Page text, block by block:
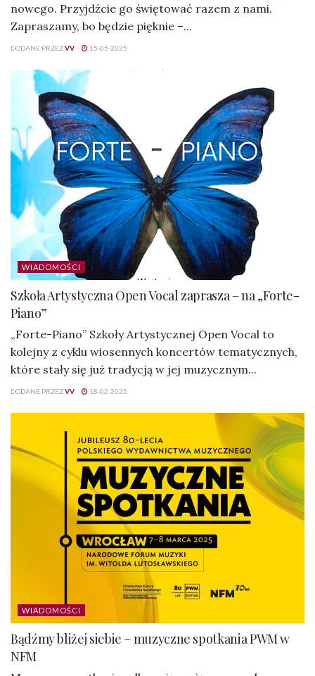
nowego. Przyjdźcie go świętować razem z nami.
Zapraszamy, bo będzie pięknie –...
DODANE PRZEZVV 15-05-2025
WIADOMOŚCI
Szkoła Artystyczna Open Vocal zaprasza – na „Forte-
Piano”
„Forte-Piano” Szkoły Artystycznej Open Vocal to
kolejny z cyklu wiosennych koncertów tematycznych,
które stały się już tradycją w jej muzycznym...
DODANE PRZEZVV 18-02-2025
WIADOMOŚCI
Bądźmy bliżej siebie – muzyczne spotkania PWM w
NFM